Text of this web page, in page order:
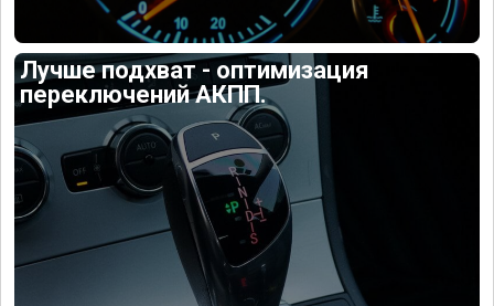
Лучше подхват - оптимизация
переключений АКПП.